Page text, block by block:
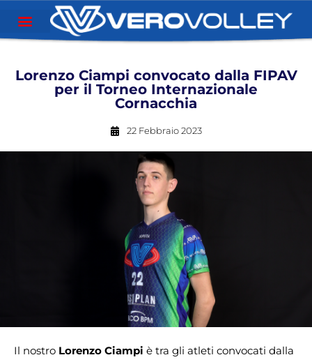
Lorenzo Ciampi convocato dalla FIPAV
per il Torneo Internazionale
Cornacchia
22 Febbraio 2023
Il nostro Lorenzo Ciampi è tra gli atleti convocati dalla